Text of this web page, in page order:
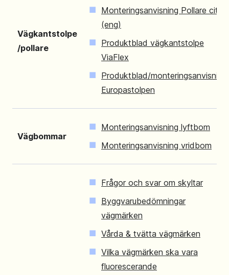
Vägkantstolpe
/pollare
Monteringsanvisning Pollare city
(eng)
Produktblad vägkantstolpe
ViaFlex
Produktblad/monteringsanvisning
Europastolpen
Vägbommar
Monteringsanvisning lyftbom
Monteringsanvisning vridbom
Frågor och svar om skyltar
Byggvarubedömningar
vägmärken
Vårda & tvätta vägmärken
Vilka vägmärken ska vara
fluorescerande